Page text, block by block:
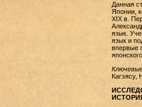
Данная
Японии,
XIX в.
язык.
язык и
впервые
Кагэясу,